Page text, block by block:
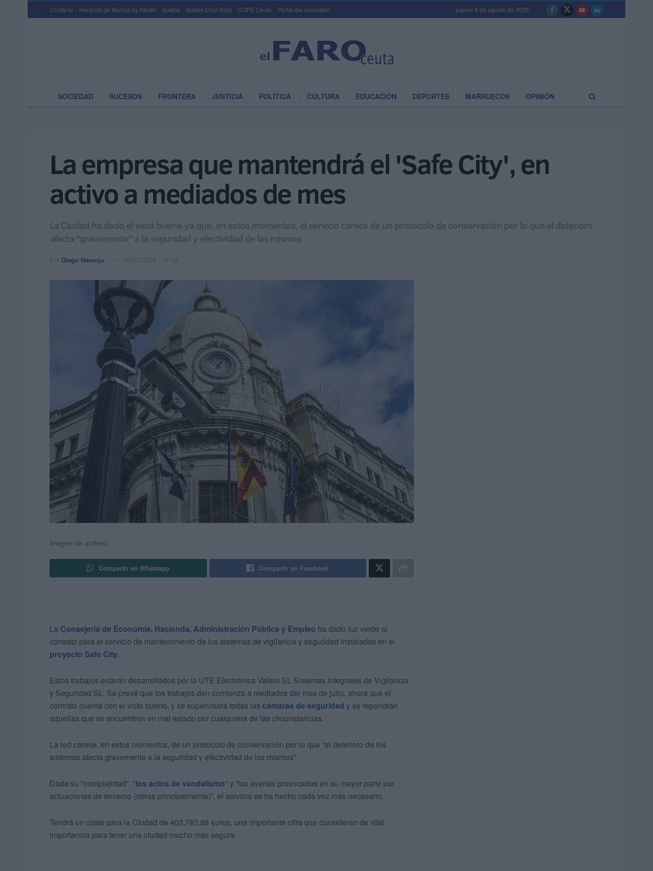
Contacto Horarios de Barcos by Kikoto Vuelos Sorteo Cruz Roja COPE Ceuta Portal del suscriptor jueves 6 de agosto de 2026
SOCIEDAD SUCESOS FRONTERA JUSTICIA POLÍTICA CULTURA EDUCACIÓN DEPORTES MARRUECOS OPINIÓN
La empresa que mantendrá el 'Safe City', en
activo a mediados de mes
La Ciudad ha dado el visto bueno ya que, en estos momentos, el servicio carece de un protocolo de conservación por lo que el deterioro
afecta “gravemente” a la seguridad y efectividad de las mismas
Por Diego Naranjo 02/07/2024 - 07:29
Imagen de archivo
Compartir en Whatsapp Compartir en Facebook
La Consejería de Economía, Hacienda, Administración Pública y Empleo ha dado luz verde al
contrato para el servicio de mantenimiento de los sistemas de vigilancia y seguridad instalados en el
proyecto Safe City.
Estos trabajos estarán desarrollados por la UTE Electrónica Valero SL Sistemas Integrales de Vigilancia
y Seguridad SL. Se prevé que los trabajos den comienzo a mediados del mes de julio, ahora que el
contrato cuenta con el visto bueno, y se supervisará todas las cámaras de seguridad y se repondrán
aquellas que se encuentren en mal estado por cualquiera de las circunstancias.
La red carece, en estos momentos, de un protocolo de conservación por lo que “el deterioro de los
sistemas afecta gravemente a la seguridad y efectividad de los mismos”.
Dada su "complejidad", "los actos de vandalismo" y “las averías provocadas en su mayor parte por
actuaciones de terceros (obras principalmente)”, el servicio se ha hecho cada vez más necesario.
Tendrá un coste para la Ciudad de 402.783,88 euros, una importante cifra que consideran de vital
importancia para tener una ciudad mucho más segura.